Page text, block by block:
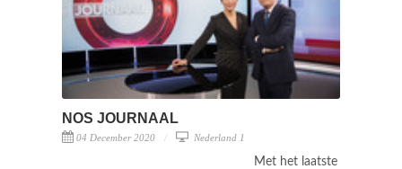
NOS JOURNAAL
04 December 2020 Nederland 1
Met het laatste